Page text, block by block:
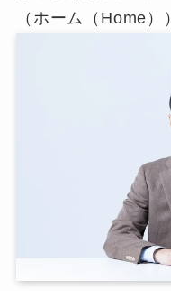
（ホーム（Home）